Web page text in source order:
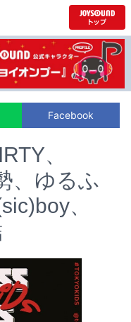
Facebook
、
、ゆるふ
、